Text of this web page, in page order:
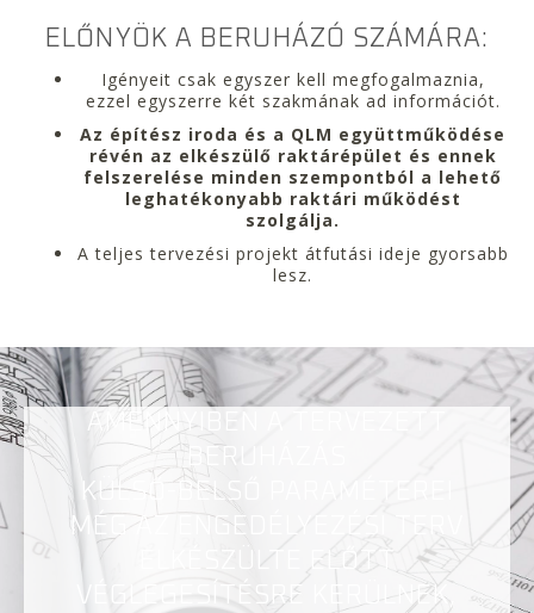
ELŐNYÖK A BERUHÁZÓ SZÁMÁRA:
Igényeit csak egyszer kell megfogalmaznia,
ezzel egyszerre két szakmának ad információt.
Az építész iroda és a QLM együttműködése
révén az elkészülő raktárépület és ennek
felszerelése minden szempontból a lehető
leghatékonyabb raktári működést
szolgálja.
A teljes tervezési projekt átfutási ideje gyorsabb
lesz.
AMENNYIBEN A TERVEZETT
BERUHÁZÁS
KÜLSŐ-BELSŐ PARAMÉTEREI
MÉG AZ ENGEDÉLYEZÉSI TERV
ELKÉSZÜLTE ELŐTT
VÉGLEGESÍTÉSRE KERÜLNEK,